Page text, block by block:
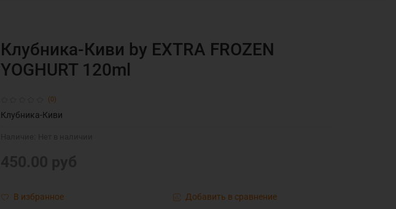
(0)
Клубника-Киви by EXTRA FROZEN
YOGHURT 120ml
В избранное Добавить в сравнение
Клубника-Киви